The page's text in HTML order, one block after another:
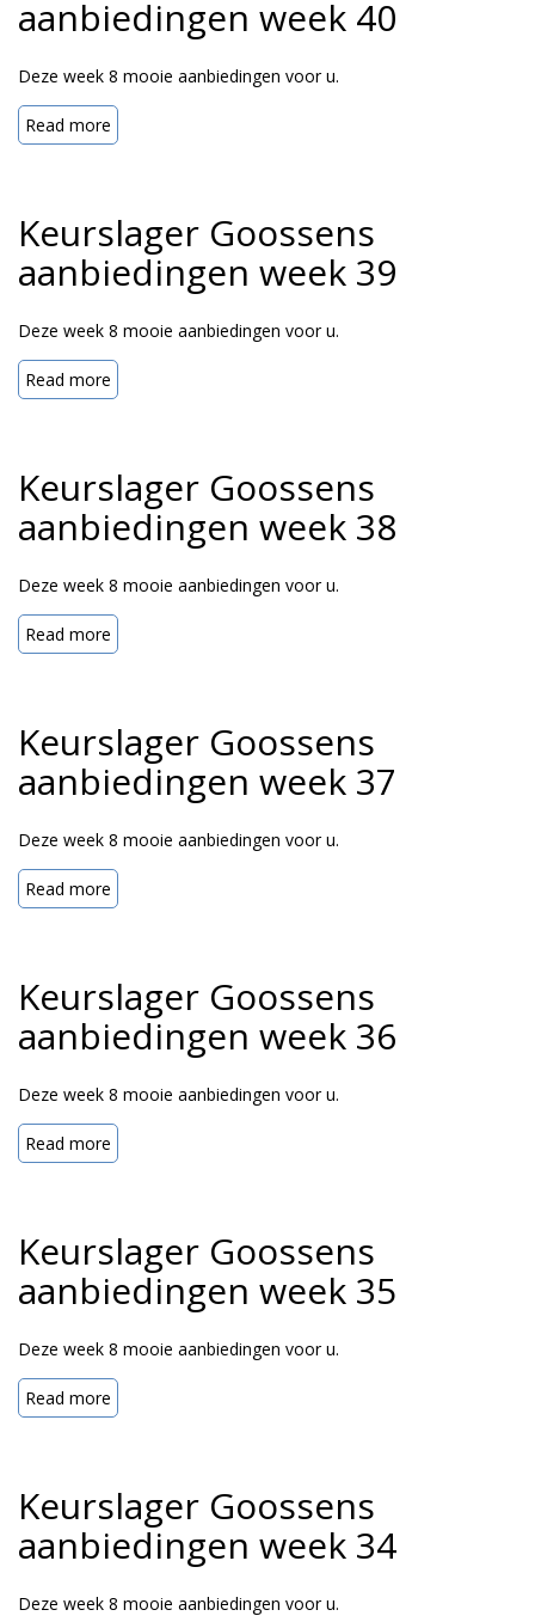
aanbiedingen week 40
Deze week 8 mooie aanbiedingen voor u.
Read more
Keurslager Goossens
aanbiedingen week 39
Deze week 8 mooie aanbiedingen voor u.
Read more
Keurslager Goossens
aanbiedingen week 38
Deze week 8 mooie aanbiedingen voor u.
Read more
Keurslager Goossens
aanbiedingen week 37
Deze week 8 mooie aanbiedingen voor u.
Read more
Keurslager Goossens
aanbiedingen week 36
Deze week 8 mooie aanbiedingen voor u.
Read more
Keurslager Goossens
aanbiedingen week 35
Deze week 8 mooie aanbiedingen voor u.
Read more
Keurslager Goossens
aanbiedingen week 34
Deze week 8 mooie aanbiedingen voor u.